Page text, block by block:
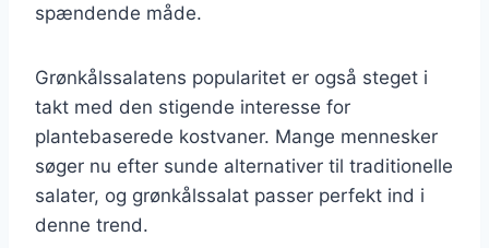
spændende måde.
Grønkålssalatens popularitet er også steget i
takt med den stigende interesse for
plantebaserede kostvaner. Mange mennesker
søger nu efter sunde alternativer til traditionelle
salater, og grønkålssalat passer perfekt ind i
denne trend.